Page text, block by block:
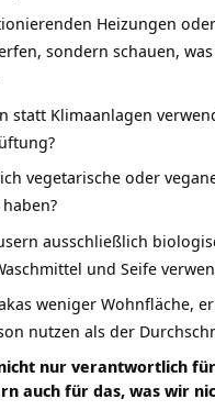
Heizungen
sondern schauen,
statt Klimaanlagen
vegetarische oder
ausschließlich
und Seife
weniger Wohnfläche,
nutzen als der
nur verantwortlich
auch für das, was wir